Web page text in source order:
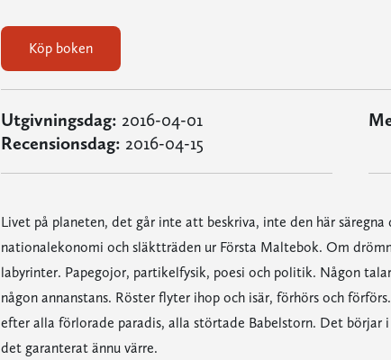
Köp boken
Utgivningsdag: 2016-04-01
Recensionsdag: 2016-04-15
Livet på planeten, det går inte att beskriva, inte den här
nationalekonomi och släktträden ur Första Maltebok. Om
labyrinter. Papegojor, partikelfysik, poesi och politik. Någon
någon annanstans. Röster flyter ihop och isär, förhörs och
efter alla förlorade paradis, alla störtade Babelstorn. Det börjar
det garanterat ännu värre.